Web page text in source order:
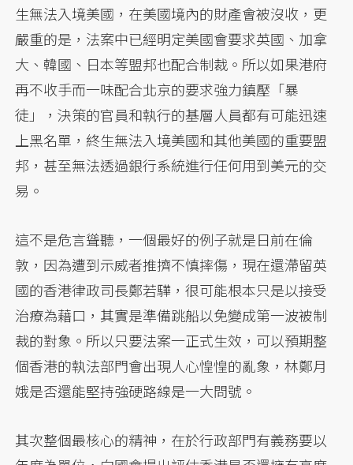
生無法入境美國，在美國境內的財產會被沒收，更
嚴重的是，法案中已經明定美國會要求英國、加拿
大、韓國、日本等盟邦也配合制裁。所以如果港府
再不收手而一味配合北京的要求強力鎮壓「暴
徒」，決策的官員和執行的基層人員都有可能迅速
上黑名單，終生無法入境美國和其他美國的重要盟
邦，甚至無法透過銀行系統進行任何用到美元的交
易。
這不是危言聳聽，一個最好的例子就是日前在倫
敦，因為遭到示威者推擠不慎摔傷，現在還滯留英
國的香港律政司長鄭若驊，很可能根本只是以接受
治療為藉口，其實是準備跳船以免變成第一波被制
裁的對象。所以只要法案一正式生效，可以預期整
個香港的執法部門會出現人心惶惶的亂象，林鄭月
娥是否還能堅持強硬路線是一大問號。
其次整個最核心的精神，在於行政部門有義務要以